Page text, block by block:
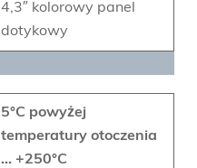
4,3″ kolorowy panel
dotykowy
5°C powyżej
temperatury otoczenia
… +250°C